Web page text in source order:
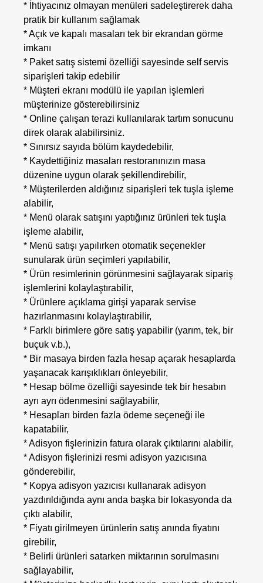
* İhtiyacınız olmayan menüleri sadeleştirerek daha
pratik bir kullanım sağlamak
* Açık ve kapalı masaları tek bir ekrandan görme
imkanı
* Paket satış sistemi özelliği sayesinde self servis
siparişleri takip edebilir
* Müşteri ekranı modülü ile yapılan işlemleri
müşterinize gösterebilirsiniz
* Online çalışan terazi kullanılarak tartım sonucunu
direk olarak alabilirsiniz.
* Sınırsız sayıda bölüm kaydedebilir,
* Kaydettiğiniz masaları restoranınızın masa
düzenine uygun olarak şekillendirebilir,
* Müşterilerden aldığınız siparişleri tek tuşla işleme
alabilir,
* Menü olarak satışını yaptığınız ürünleri tek tuşla
işleme alabilir,
* Menü satışı yapılırken otomatik seçenekler
sunularak ürün seçimleri yapılabilir,
* Ürün resimlerinin görünmesini sağlayarak sipariş
işlemlerini kolaylaştırabilir,
* Ürünlere açıklama girişi yaparak servise
hazırlanmasını kolaylaştırabilir,
* Farklı birimlere göre satış yapabilir (yarım, tek, bir
buçuk v.b.),
* Bir masaya birden fazla hesap açarak hesaplarda
yaşanacak karışıklıkları önleyebilir,
* Hesap bölme özelliği sayesinde tek bir hesabın
ayrı ayrı ödenmesini sağlayabilir,
* Hesapları birden fazla ödeme seçeneği ile
kapatabilir,
* Adisyon fişlerinizin fatura olarak çıktılarını alabilir,
* Adisyon fişlerinizi resmi adisyon yazıcısına
gönderebilir,
* Kopya adisyon yazıcısı kullanarak adisyon
yazdırıldığında aynı anda başka bir lokasyonda da
çıktı alabilir,
* Fiyatı girilmeyen ürünlerin satış anında fiyatını
girebilir,
* Belirli ürünleri satarken miktarının sorulmasını
sağlayabilir,